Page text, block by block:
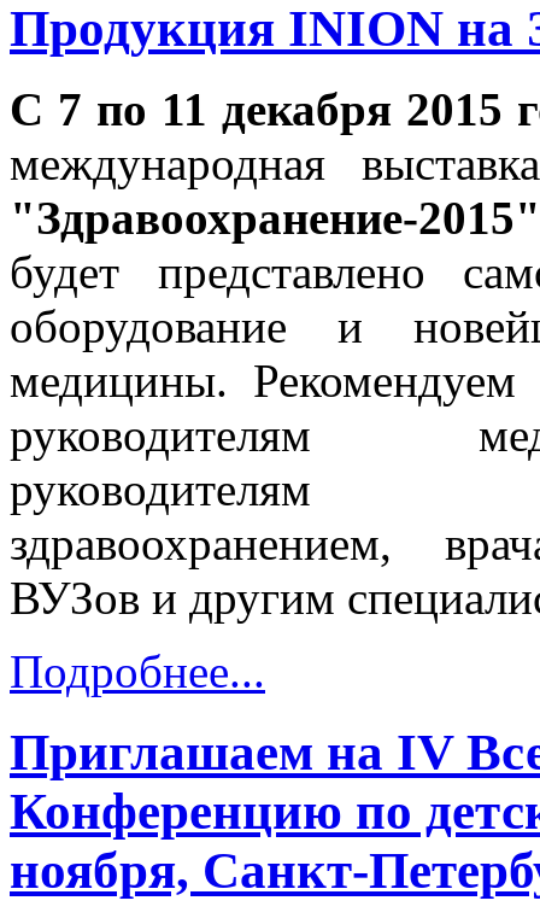
Продукция INION на
C 7 по 11 декабря 2015
международная
"Здравоохранение-2015"
будет представлено
оборудование и
медицины. Рекомендуем
руководителям
руководителям
здравоохранением,
ВУЗов и другим
Подробнее...
Приглашаем на IV
Конференцию по
ноября, Санкт-